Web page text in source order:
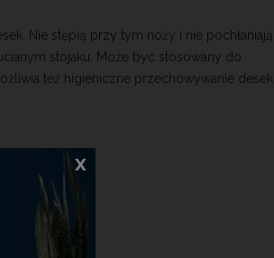
Nie stępią przy tym noży i nie pochłaniają
stojaku. Może być stosowany do
też higieniczne przechowywanie desek.
x